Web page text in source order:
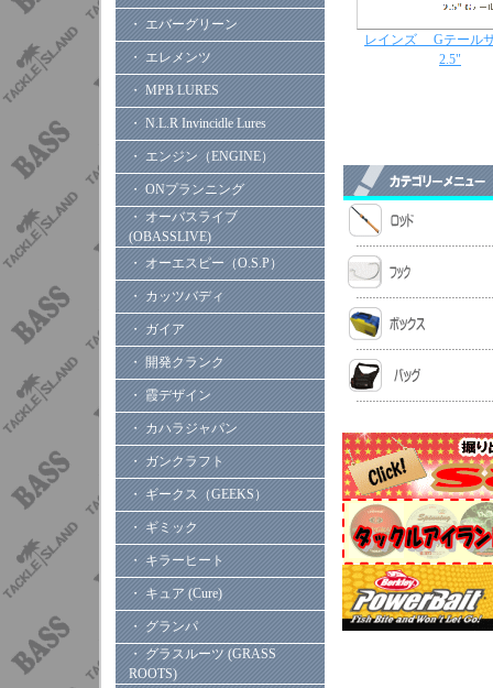
・ エバーグリーン
・ エレメンツ
・ MPB LURES
・ N.L.R Invincidle Lures
・ エンジン（ENGINE）
・ ONプランニング
・ オーバスライブ
(OBASSLIVE)
・ オーエスピー（O.S.P）
・ カッツバディ
・ ガイア
・ 開発クランク
・ 霞デザイン
・ カハラジャパン
・ ガンクラフト
・ ギークス（GEEKS）
・ ギミック
・ キラーヒート
・ キュア (Cure)
・ グランパ
・ グラスルーツ (GRASS
ROOTS)
レインズ Gテール
2.5"